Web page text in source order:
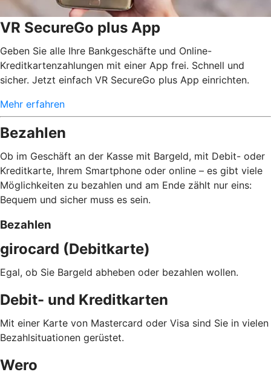
VR SecureGo plus App
Geben Sie alle Ihre Bankgeschäfte und Online-
Kreditkartenzahlungen mit einer App frei. Schnell und
sicher. Jetzt einfach VR SecureGo plus App einrichten.
Mehr erfahren
Bezahlen
Ob im Geschäft an der Kasse mit Bargeld, mit Debit- oder
Kreditkarte, Ihrem Smartphone oder online – es gibt viele
Möglichkeiten zu bezahlen und am Ende zählt nur eins:
Bequem und sicher muss es sein.
Bezahlen
girocard (Debitkarte)
Egal, ob Sie Bargeld abheben oder bezahlen wollen.
Debit- und Kreditkarten
Mit einer Karte von Mastercard oder Visa sind Sie in vielen
Bezahlsituationen gerüstet.
Wero